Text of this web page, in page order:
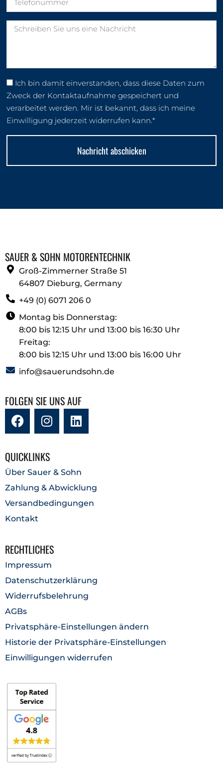
Ich bin damit einverstanden, dass diese Daten zum
Zweck der Kontaktaufnahme gespeichert und
verarbeitet werden. Mir ist bekannt, dass ich meine
Einwilligung jederzeit widerrufen kann.*
Nachricht abschicken
SAUER & SOHN MOTORENTECHNIK
Groß-Zimmerner Straße 51
64807 Dieburg, Germany
+49 (0) 6071 206 0
Montag bis Donnerstag:
8:00 bis 12:15 Uhr und 13:00 bis 16:30 Uhr
Freitag:
8:00 bis 12:15 Uhr und 13:00 bis 16:00 Uhr
info@sauerundsohn.de
FOLGEN SIE UNS AUF
QUICKLINKS
Über Sauer & Sohn
Zahlung & Abwicklung
Versandbedingungen
Kontakt
RECHTLICHES
Impressum
Datenschutzerklärung
Widerrufsbelehrung
AGBs
Privatsphäre-Einstellungen ändern
Historie der Privatsphäre-Einstellungen
Einwilligungen widerrufen